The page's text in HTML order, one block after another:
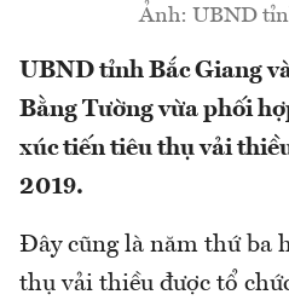
Ảnh: UBND
UBND tỉnh Bắc Giang
Bằng Tường vừa phối
xúc tiến tiêu thụ vải
2019.
Đây cũng là năm thứ ba
thụ vải thiều được tổ